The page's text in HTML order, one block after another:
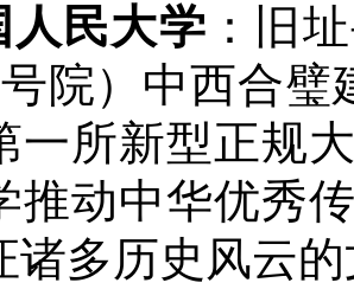
人民大学 ：旧
院）中西合璧
一所新型正规
推动中华优秀
诸多历史风云